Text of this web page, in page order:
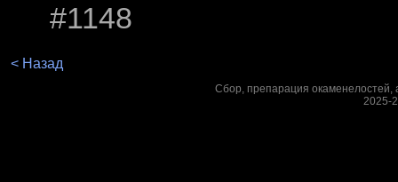
#1148
< Назад
Сбор, препарация окаменелостей,
2025-